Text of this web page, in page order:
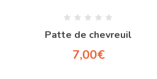
Patte de chevreuil
7,00€